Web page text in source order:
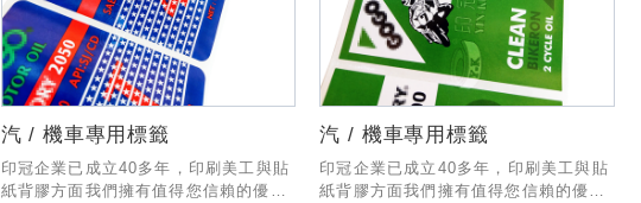
汽 / 機車專用標籤
印冠企業已成立40多年，印刷美工與貼
紙背膠方面我們擁有值得您信賴的優秀
汽 / 機車專用標籤
印冠企業已成立40多年，印刷美工與貼
紙背膠方面我們擁有值得您信賴的優秀